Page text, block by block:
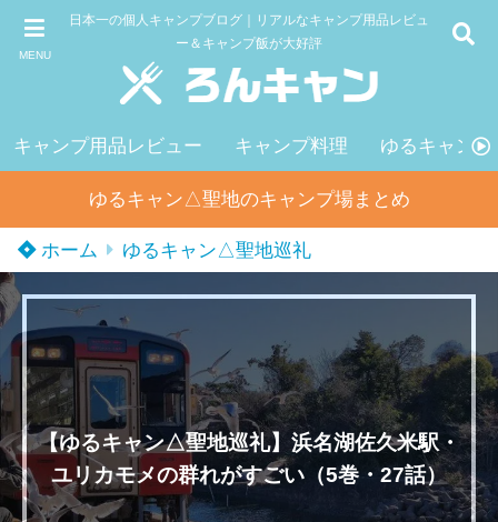
MENU
日本一の個人キャンプブログ｜リアルなキャンプ用品レビュ
ー＆キャンプ飯が大好評
キャンプ用品レビュー キャンプ料理 ゆるキャン△
ゆるキャン△聖地のキャンプ場まとめ
ホーム ゆるキャン△聖地巡礼
【ゆるキャン△聖地巡礼】浜名湖佐久米駅・
ユリカモメの群れがすごい（5巻・27話）